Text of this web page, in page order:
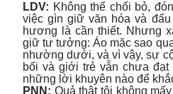
LDV: Không thể chối bỏ,
việc gìn giữ văn hóa và
hương là cần thiết. Nhưng
giữ tư tưởng: Áo mặc sao
nhường dưới, và vì vậy, sự
bối và giới trẻ vẫn chưa
những lời khuyên nào để
PNN: Quả thật tôi không